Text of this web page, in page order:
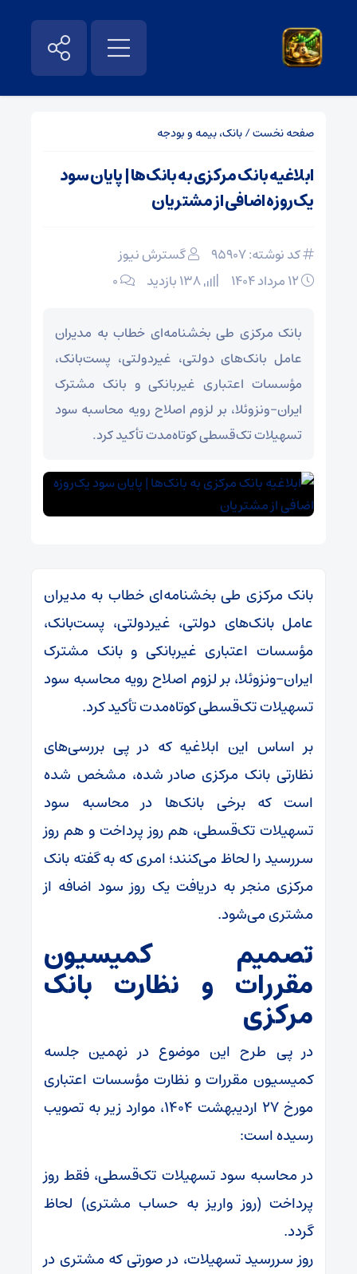
صفحه نخست/بانک، بیمه و بودجه
ابلاغیه بانک مرکزی به بانک‌ها | پایان سود
یک‌روزه اضافی از مشتریان
کد نوشته: 95907
گسترش نیوز
۰
بانک مرکزی طی بخشنامه‌ای خطاب به مدیران
عامل بانک‌های دولتی، غیردولتی، پست‌بانک،
مؤسسات اعتباری غیربانکی و بانک مشترک
ایران-ونزوئلا، بر لزوم اصلاح رویه محاسبه سود
تسهیلات تک‌قسطی کوتاه‌مدت تأکید کرد.
بانک مرکزی طی بخشنامه‌ای خطاب به مدیران
عامل بانک‌های دولتی، غیردولتی، پست‌بانک،
مؤسسات اعتباری غیربانکی و بانک مشترک
ایران-ونزوئلا، بر لزوم اصلاح رویه محاسبه سود
تسهیلات تک‌قسطی کوتاه‌مدت تأکید کرد.
بر اساس این ابلاغیه که در پی بررسی‌های
نظارتی بانک مرکزی صادر شده، مشخص شده
است که برخی بانک‌ها در محاسبه سود
تسهیلات تک‌قسطی، هم روز پرداخت و هم روز
سررسید را لحاظ می‌کنند؛ امری که به گفته بانک
مرکزی منجر به دریافت یک روز سود اضافه از
مشتری می‌شود.
تصمیم کمیسیون
مقررات و نظارت بانک
مرکزی
در پی طرح این موضوع در نهمین جلسه
کمیسیون مقررات و نظارت مؤسسات اعتباری
مورخ ۲۷ اردیبهشت ۱۴۰۴، موارد زیر به تصویب
رسیده است:
در محاسبه سود تسهیلات تک‌قسطی، فقط روز
پرداخت (روز واریز به حساب مشتری) لحاظ
گردد.
روز سررسید تسهیلات، در صورتی که مشتری در